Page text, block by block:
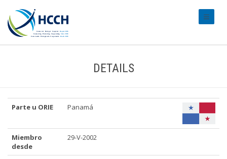
DETAILS
Parte u ORIE Panamá
Miembro
desde
29-V-2002